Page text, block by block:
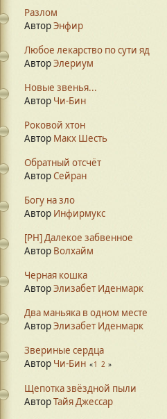
Разлом
АвторЭнфир
Любое лекарство по сути яд
АвторЭлериум
Новые звенья...
Автор Чи-Бин
Роковой хтон
Автор Макх Шесть
Обратный отсчёт
АвторСейран
Богу на зло
Автор Инфирмукс
[PH] Далекое забвенное
Автор Волхайм
Черная кошка
АвторЭлизабет Иденмарк
Два маньяка в одном месте
АвторЭлизабет Иденмарк
Звериные сердца
Автор Чи-Бин 1 2
Щепотка звёздной пыли
АвторТайя Джессар